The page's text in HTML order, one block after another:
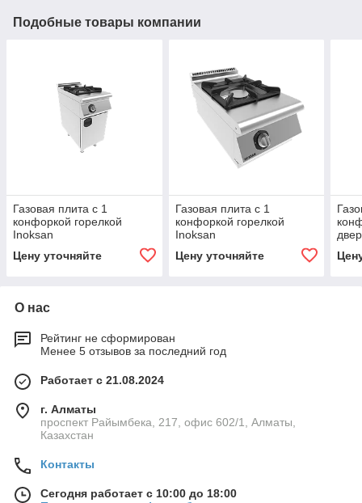
Подобные товары компании
Газовая плита с 1
конфоркой горелкой
Inoksan
Цену уточняйте
Газовая плита с 1
конфоркой горелкой
Inoksan
Цену уточняйте
О нас
Рейтинг не сформирован
Менее 5 отзывов за последний год
Работает с 21.08.2024
г. Алматы
проспект Райымбека, 217, офис 602/1, Алматы,
Казахстан
Контакты
Сегодня работает с 10:00 до 18:00